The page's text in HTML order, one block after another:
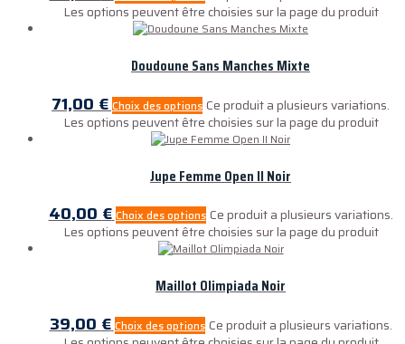
Les options peuvent être choisies sur la page du produit
Doudoune Sans Manches Mixte
71,00 € Choix des options Ce produit a plusieurs variations.
Les options peuvent être choisies sur la page du produit
Jupe Femme Open II Noir
40,00€ Choix des options Ce produit a plusieurs variations.
Les options peuvent être choisies sur la page du produit
Maillot Olimpiada Noir
39,00 € Choix des options Ce produit a plusieurs variations.